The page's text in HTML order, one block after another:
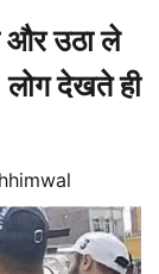
और उठा ले
देखते ही